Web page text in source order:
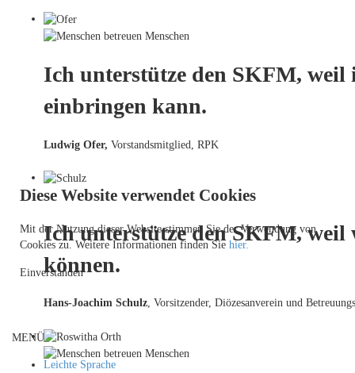
Ich unterstütze den SKFM,
einbringen kann.
Ludwig Ofer, Vorstandsmitglied, RPK
Ich unterstütze den SKFM, weil
können.
Hans-Joachim Schulz, Vorsitzender, Diözesanverein und
Diese Website verwendet Cookies
Mit der Nutzung dieser Website stimmen Sie der Verwendung von
Cookies zu. Weitere Informationen finden Sie hier.
Einverstanden
MENÜ
Leichte Sprache